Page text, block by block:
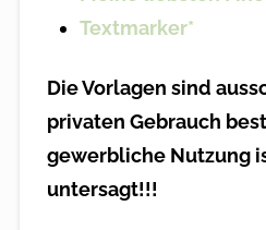
Textmarker*
Die Vorlagen sind
privaten Gebrauch
gewerbliche Nutzung
untersagt!!!